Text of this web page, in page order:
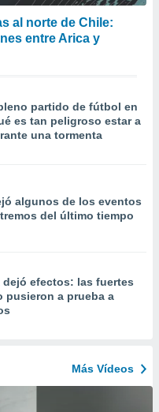
al norte de Chile:
entre Arica y
partido de fútbol en
es tan peligroso estar a
una tormenta
algunos de los eventos
del último tiempo
efectos: las fuertes
pusieron a prueba a
Más Vídeos